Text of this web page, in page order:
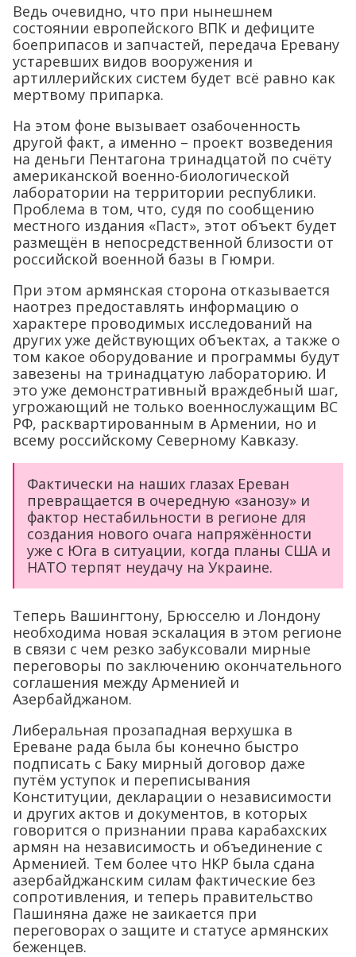
Ведь очевидно, что при нынешнем
состоянии европейского ВПК и дефиците
боеприпасов и запчастей, передача Еревану
устаревших видов вооружения и
артиллерийских систем будет всё равно как
мертвому припарка.
На этом фоне вызывает озабоченность
другой факт, а именно – проект возведения
на деньги Пентагона тринадцатой по счёту
американской военно-биологической
лаборатории на территории республики.
Проблема в том, что, судя по сообщению
местного издания «Паст», этот объект будет
размещён в непосредственной близости от
российской военной базы в Гюмри.
При этом армянская сторона отказывается
наотрез предоставлять информацию о
характере проводимых исследований на
других уже действующих объектах, а также о
том какое оборудование и программы будут
завезены на тринадцатую лабораторию. И
это уже демонстративный враждебный шаг,
угрожающий не только военнослужащим ВС
РФ, расквартированным в Армении, но и
всему российскому Северному Кавказу.
Фактически на наших глазах Ереван
превращается в очередную «занозу» и
фактор нестабильности в регионе для
создания нового очага напряжённости
уже с Юга в ситуации, когда планы США и
НАТО терпят неудачу на Украине.
Теперь Вашингтону, Брюсселю и Лондону
необходима новая эскалация в этом регионе
в связи с чем резко забуксовали мирные
переговоры по заключению окончательного
соглашения между Арменией и
Азербайджаном.
Либеральная прозападная верхушка в
Ереване рада была бы конечно быстро
подписать с Баку мирный договор даже
путём уступок и переписывания
Конституции, декларации о независимости
и других актов и документов, в которых
говорится о признании права карабахских
армян на независимость и объединение с
Арменией. Тем более что НКР была сдана
азербайджанским силам фактические без
сопротивления, и теперь правительство
Пашиняна даже не заикается при
переговорах о защите и статусе армянских
беженцев.